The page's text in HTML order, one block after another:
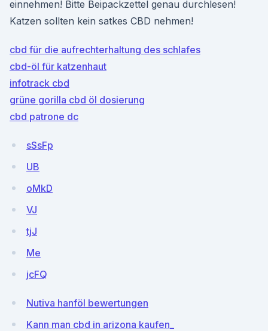
einnehmen! Bitte Beipackzettel genau durchlesen!
Katzen sollten kein satkes CBD nehmen!
cbd für die aufrechterhaltung des schlafes
cbd-öl für katzenhaut
infotrack cbd
grüne gorilla cbd öl dosierung
cbd patrone dc
sSsFp
UB
oMkD
VJ
tjJ
Me
jcFQ
Nutiva hanföl bewertungen
Kann man cbd in arizona kaufen_